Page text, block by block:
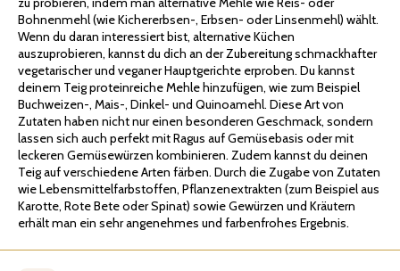
Bohnenmehl (wie Kichererbsen-, Erbsen- oder Linsenmehl) wählt.
Wenn du daran interessiert bist, alternative Küchen
auszuprobieren, kannst du dich an der Zubereitung schmackhafter
vegetarischer und veganer Hauptgerichte erproben. Du kannst
deinem Teig proteinreiche Mehle hinzufügen, wie zum Beispiel
Buchweizen-, Mais-, Dinkel- und Quinoamehl. Diese Art von
Zutaten haben nicht nur einen besonderen Geschmack, sondern
lassen sich auch perfekt mit Ragus auf Gemüsebasis oder mit
leckeren Gemüsewürzen kombinieren. Zudem kannst du deinen
Teig auf verschiedene Arten färben. Durch die Zugabe von Zutaten
wie Lebensmittelfarbstoffen, Pflanzenextrakten (zum Beispiel aus
Karotte, Rote Bete oder Spinat) sowie Gewürzen und Kräutern
erhält man ein sehr angenehmes und farbenfrohes Ergebnis.